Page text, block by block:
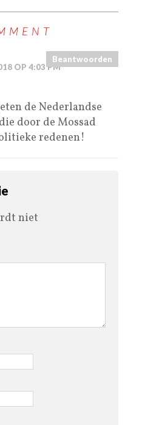
OP 4:03 PM
Beantwoorden
de Nederlandse
door de Mossad
redenen!
niet